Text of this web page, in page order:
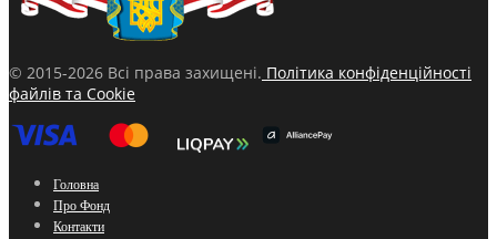
© 2015-2026 Всі права захищені. Політика конфіденційності
файлів та Cookie
Головна
Про Фонд
Контакти